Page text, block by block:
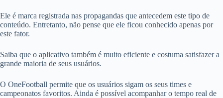
Ele é marca registrada nas propagandas que antecedem este tipo de
conteúdo. Entretanto, não pense que ele ficou conhecido apenas por
este fator.
Saiba que o aplicativo também é muito eficiente e costuma satisfazer a
grande maioria de seus usuários.
O OneFootball permite que os usuários sigam os seus times e
campeonatos favoritos. Ainda é possível acompanhar o tempo real de